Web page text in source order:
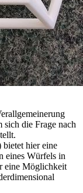
sich die Frage nach
hier eine
eines Würfels in
eine Möglichkeit